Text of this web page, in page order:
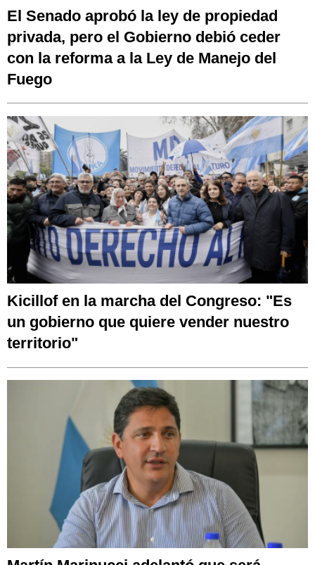
El Senado aprobó la ley de propiedad
privada, pero el Gobierno debió ceder
con la reforma a la Ley de Manejo del
Fuego
Kicillof en la marcha del Congreso: "Es
un gobierno que quiere vender nuestro
territorio"